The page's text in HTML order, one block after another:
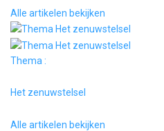
Alle artikelen bekijken
Thema :
Het zenuwstelsel
Alle artikelen bekijken